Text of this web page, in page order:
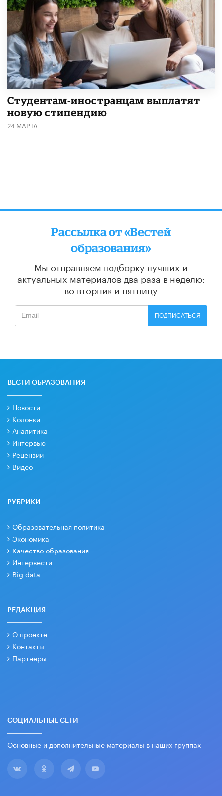
Студентам-иностранцам выплатят
новую стипендию
24 МАРТА
Рассылка от «Вестей
образования»
Мы отправляем подборку лучших и
актуальных материалов два раза в неделю:
во вторник и пятницу
ПОДПИСАТЬСЯ
ВЕСТИ ОБРАЗОВАНИЯ
Новости
Колонки
Аналитика
Интервью
Рецензии
Видео
РУБРИКИ
Образовательная политика
Экономика
Качество образования
Интервести
Big data
РЕДАКЦИЯ
О проекте
Контакты
Партнеры
СОЦИАЛЬНЫЕ СЕТИ
Основные и дополнительные материалы в наших группах